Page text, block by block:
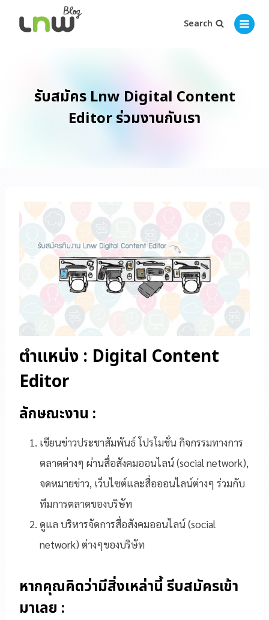
Search
รับสมัคร Lnw Digital Content
Editor ร่วมงานกับเรา
ตำแหน่ง : Digital Content
Editor
ลักษณะงาน :
เขียนข่าวประชาสัมพันธ์ โปรโมชั่น กิจกรรมทางการ
ตลาดต่างๆ ผ่านสื่อสังคมออนไลน์ (social network),
จดหมายข่าว, เว็บไซต์และสื่อออนไลน์ต่างๆ ร่วมกับ
ทีมการตลาดของบริษัท
ดูแล บริหารจัดการสื่อสังคมออนไลน์ (social
network) ต่างๆของบริษัท
หากคุณคิดว่ามีสิ่งเหล่านี้ รีบสมัครเข้า
มาเลย :